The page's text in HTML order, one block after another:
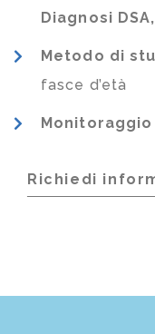
Diagnosi
Metodo di
fasce d’età
Richiedi